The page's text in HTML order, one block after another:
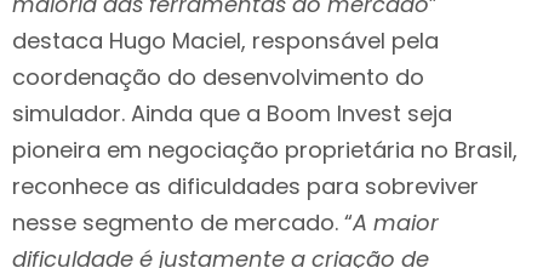
destaca Hugo Maciel, responsável pela
coordenação do desenvolvimento do
simulador. Ainda que a Boom Invest seja
pioneira em negociação proprietária no Brasil,
reconhece as dificuldades para sobreviver
nesse segmento de mercado. “A maior
dificuldade é justamente a criação de